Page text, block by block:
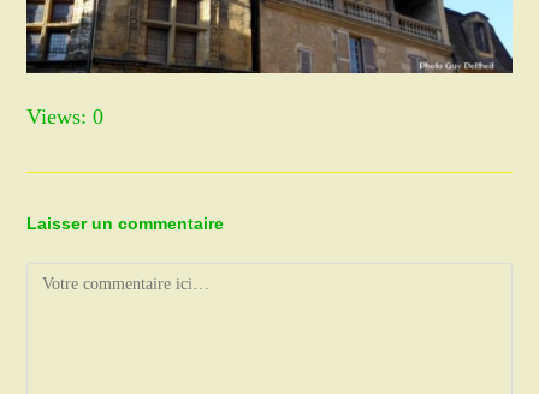
Views: 0
Laisser un commentaire
Comment